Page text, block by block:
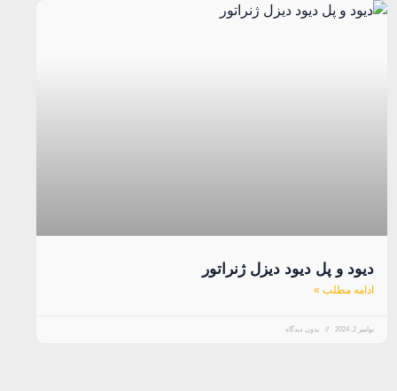
دیود و پل دیود دیزل ژنراتور
ادامه مطلب »
نوامبر 2, 2024 بدون دیدگاه